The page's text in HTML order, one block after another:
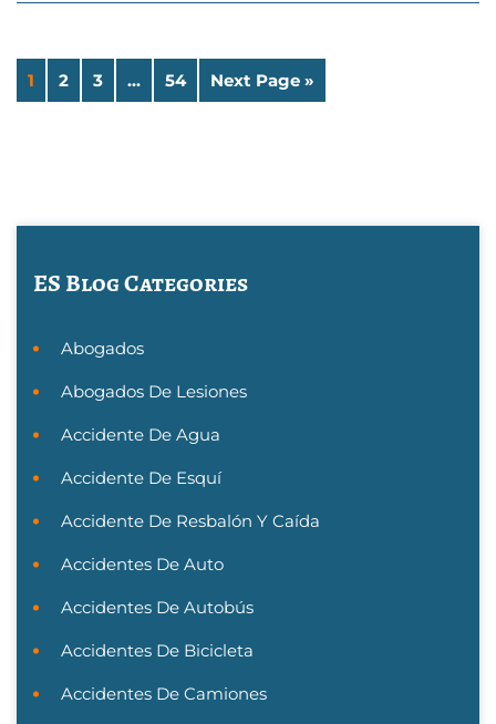
1 2 3 … 54 Next Page »
ES Blog Categories
Abogados
Abogados De Lesiones
Accidente De Agua
Accidente De Esquí
Accidente De Resbalón Y Caída
Accidentes De Auto
Accidentes De Autobús
Accidentes De Bicicleta
Accidentes De Camiones